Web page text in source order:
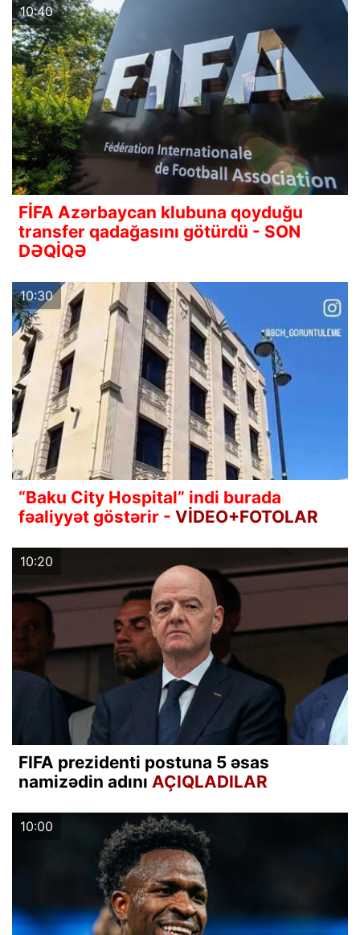
10:40
FİFA Azərbaycan klubuna qoyduğu
transfer qadağasını götürdü - SON
DƏQİQƏ
10:30
“Baku City Hospital” indi burada
fəaliyyət göstərir - VİDEO+FOTOLAR
10:20
FIFA prezidenti postuna 5 əsas
namizədin adını AÇIQLADILAR
10:00